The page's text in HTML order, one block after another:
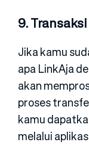
9.
Jika kamu
apa LinkAja
akan
proses
kamu
melalui